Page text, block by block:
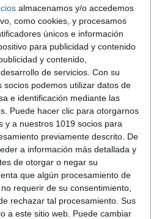
almacenamos y/o accedemos
como cookies, y procesamos
únicos e información
para publicidad y contenido
y contenido,
de servicios. Con su
socios podemos utilizar datos de
e identificación mediante las
Puede hacer clic para otorgarnos
y a nuestros 1019 socios para
previamente descrito. De
a información más detallada y
de otorgar o negar su
que algún procesamiento de
requerir de su consentimiento,
rechazar tal procesamiento. Sus
a este sitio web. Puede cambiar
SIMPLES
simples cooperativas son
aula para fomentar la
equipo entre los
de estas tarjetas […]